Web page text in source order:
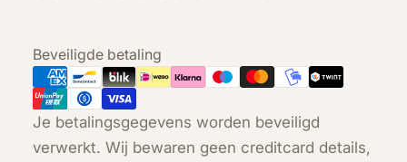
Beveiligde betaling
Betaalmethoden
Je betalingsgegevens worden beveiligd
verwerkt. Wij bewaren geen creditcard details,